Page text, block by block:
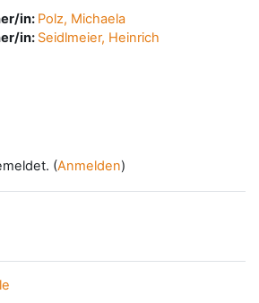
in: Polz, Michaela
in: Seidlmeier, Heinrich
(Anmelden)